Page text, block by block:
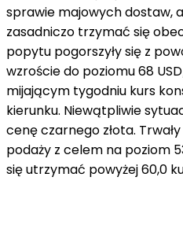
sprawie majowych dostaw,
zasadniczo trzymać się
popytu pogorszyły się z
wzroście do poziomu 68
mijającym tygodniu kurs
kierunku. Niewątpliwie
cenę czarnego złota.
podaży z celem na poziom
się utrzymać powyżej 60,0